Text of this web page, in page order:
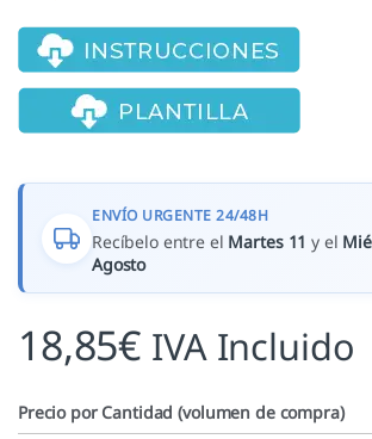
ENVÍO URGENTE 24/48H
Recíbelo entre el Martes 11 y el
Agosto
18,85€ IVA Incluido
Precio por Cantidad (volumen de compra)